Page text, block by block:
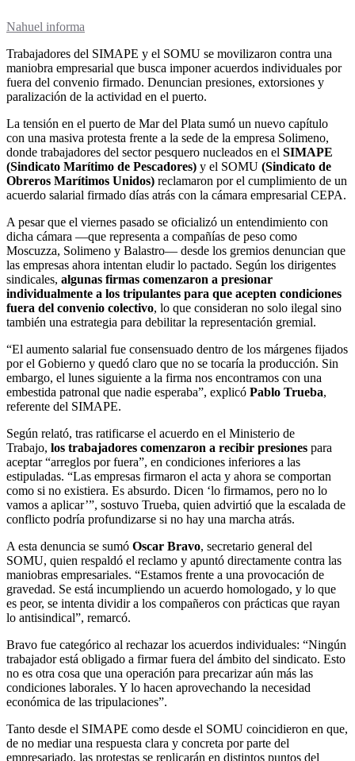
Nahuel informa
Trabajadores del SIMAPE y el SOMU se movilizaron contra una
maniobra empresarial que busca imponer acuerdos individuales por
fuera del convenio firmado. Denuncian presiones, extorsiones y
paralización de la actividad en el puerto.
La tensión en el puerto de Mar del Plata sumó un nuevo capítulo
con una masiva protesta frente a la sede de la empresa Solimeno,
donde trabajadores del sector pesquero nucleados en el SIMAPE
(Sindicato Marítimo de Pescadores) y el SOMU (Sindicato de
Obreros Marítimos Unidos) reclamaron por el cumplimiento de un
acuerdo salarial firmado días atrás con la cámara empresarial CEPA.
A pesar que el viernes pasado se oficializó un entendimiento con
dicha cámara —que representa a compañías de peso como
Moscuzza, Solimeno y Balastro— desde los gremios denuncian que
las empresas ahora intentan eludir lo pactado. Según los dirigentes
sindicales, algunas firmas comenzaron a presionar
individualmente a los tripulantes para que acepten condiciones
fuera del convenio colectivo, lo que consideran no solo ilegal sino
también una estrategia para debilitar la representación gremial.
“El aumento salarial fue consensuado dentro de los márgenes fijados
por el Gobierno y quedó claro que no se tocaría la producción. Sin
embargo, el lunes siguiente a la firma nos encontramos con una
embestida patronal que nadie esperaba”, explicó Pablo Trueba,
referente del SIMAPE.
Según relató, tras ratificarse el acuerdo en el Ministerio de
Trabajo, los trabajadores comenzaron a recibir presiones para
aceptar “arreglos por fuera”, en condiciones inferiores a las
estipuladas. “Las empresas firmaron el acta y ahora se comportan
como si no existiera. Es absurdo. Dicen ‘lo firmamos, pero no lo
vamos a aplicar’”, sostuvo Trueba, quien advirtió que la escalada de
conflicto podría profundizarse si no hay una marcha atrás.
A esta denuncia se sumó Oscar Bravo, secretario general del
SOMU, quien respaldó el reclamo y apuntó directamente contra las
maniobras empresariales. “Estamos frente a una provocación de
gravedad. Se está incumpliendo un acuerdo homologado, y lo que
es peor, se intenta dividir a los compañeros con prácticas que rayan
lo antisindical”, remarcó.
Bravo fue categórico al rechazar los acuerdos individuales: “Ningún
trabajador está obligado a firmar fuera del ámbito del sindicato. Esto
no es otra cosa que una operación para precarizar aún más las
condiciones laborales. Y lo hacen aprovechando la necesidad
económica de las tripulaciones”.
Tanto desde el SIMAPE como desde el SOMU coincidieron en que,
de no mediar una respuesta clara y concreta por parte del
empresariado, las protestas se replicarán en distintos puntos del